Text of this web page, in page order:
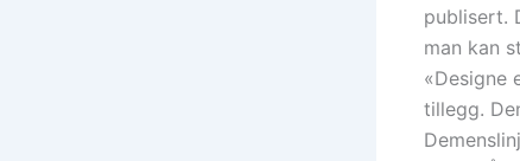
publisert.
man kan
«Designe
tillegg.